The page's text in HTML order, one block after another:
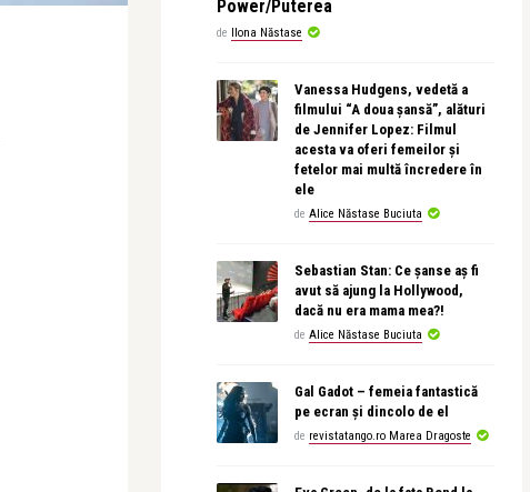
Power/Puterea
de Ilona Năstase
Vanessa Hudgens, vedetă a
filmului “A doua șansă”, alături
de Jennifer Lopez: Filmul
acesta va oferi femeilor și
fetelor mai multă încredere în
ele
de Alice Năstase Buciuta
Sebastian Stan: Ce șanse aș fi
avut să ajung la Hollywood,
dacă nu era mama mea?!
de Alice Năstase Buciuta
Gal Gadot – femeia fantastică
pe ecran și dincolo de el
de revistatango.ro Marea Dragoste